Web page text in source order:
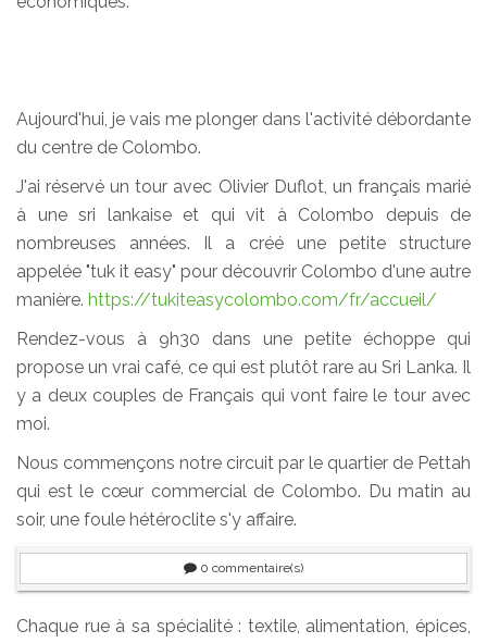
Aujourd'hui, je vais me plonger dans l'activité débordante
du centre de Colombo.
J'ai réservé un tour avec Olivier Duflot, un français marié
à une sri lankaise et qui vit à Colombo depuis de
nombreuses années. Il a créé une petite structure
appelée "tuk it easy" pour découvrir Colombo d'une autre
manière. https://tukiteasycolombo.com/fr/accueil/
Rendez-vous à 9h30 dans une petite échoppe qui
propose un vrai café, ce qui est plutôt rare au Sri Lanka. Il
y a deux couples de Français qui vont faire le tour avec
moi.
Nous commençons notre circuit par le quartier de Pettah
qui est le cœur commercial de Colombo. Du matin au
soir, une foule hétéroclite s'y affaire.
0 commentaire(s)
Chaque rue à sa spécialité : textile, alimentation, épices,